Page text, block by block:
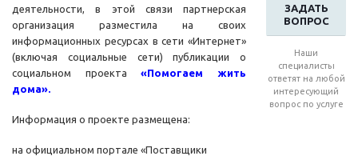
ЗАДАТЬ
ВОПРОС
Наши
специалисты
ответят на любой
интересующий
вопрос по услуге
деятельности, в этой связи партнерская
организация разместила на своих
информационных ресурсах в сети «Интернет»
(включая социальные сети) публикации о
социальном проекта«Помогаем жить
дома».
Информация о проекте размещена:
на официальном портале «Поставщики